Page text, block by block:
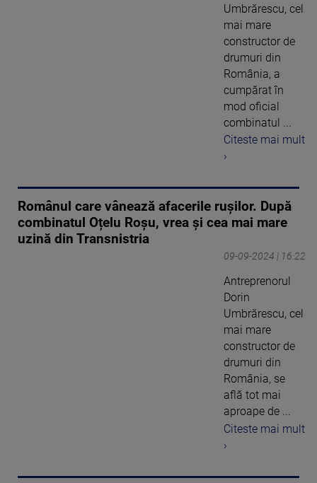
Umbrărescu, cel
mai mare
constructor de
drumuri din
România, a
cumpărat în
mod oficial
combinatul ...
Citeste mai mult
›
Românul care vânează afacerile rușilor. După
combinatul Oțelu Roșu, vrea și cea mai mare
uzină din Transnistria
09-09-2024 | 16:22
Antreprenorul
Dorin
Umbrărescu, cel
mai mare
constructor de
drumuri din
România, se
află tot mai
aproape de ...
Citeste mai mult
›